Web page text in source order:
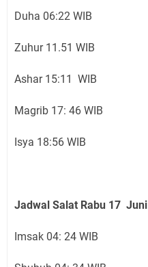
Duha 06:22 WIB
Zuhur 11.51 WIB
Ashar 15:11 WIB
Magrib 17: 46 WIB
Isya 18:56 WIB
Jadwal Salat Rabu 17 Juni
Imsak 04: 24 WIB